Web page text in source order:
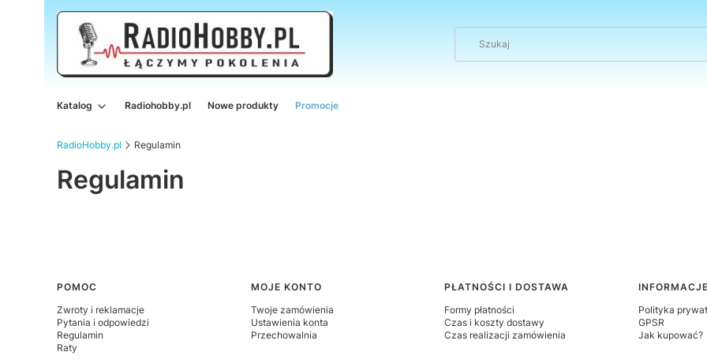
Katalog Radiohobby.pl Nowe produkty Promocje
RadioHobby.pl Regulamin
Regulamin
Linki w stopce
POMOC
Zwroty i reklamacje
Pytania i odpowiedzi
Regulamin
Raty
MOJE KONTO
Twoje zamówienia
Ustawienia konta
Przechowalnia
PŁATNOŚCI I DOSTAWA
Formy płatności
Czas i koszty dostawy
Czas realizacji zamówienia
INFORMACJE
Polityka
GPSR
Jak kupować?